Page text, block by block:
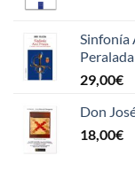
Sinfonía
Peralada
29,00€
Don
18,00€